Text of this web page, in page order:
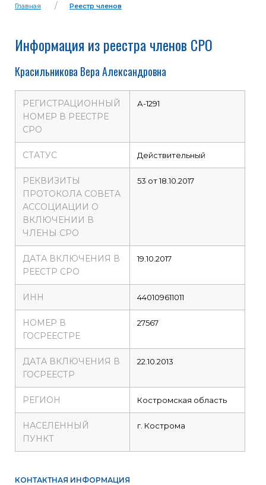
Главная Реестр членов
Информация из реестра членов СРО
Красильникова Вера Александровна
РЕГИСТРАЦИОННЫЙ
НОМЕР В РЕЕСТРЕ
СРО
А-1291
СТАТУС Действительный
РЕКВИЗИТЫ
ПРОТОКОЛА СОВЕТА
АССОЦИАЦИИ О
ВКЛЮЧЕНИИ В
ЧЛЕНЫ СРО
53 от 18.10.2017
ДАТА ВКЛЮЧЕНИЯ В
РЕЕСТР СРО
19.10.2017
ИНН 440109611011
НОМЕР В
ГОСРЕЕСТРЕ
27567
ДАТА ВКЛЮЧЕНИЯ В
ГОСРЕЕСТР
22.10.2013
РЕГИОН Костромская область
НАСЕЛЕННЫЙ
ПУНКТ
г. Кострома
КОНТАКТНАЯ ИНФОРМАЦИЯ